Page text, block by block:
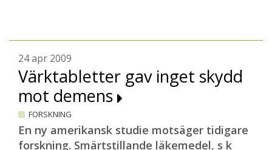
24 apr 2009
Värktabletter gav inget skydd
mot demens
FORSKNING
En ny amerikansk studie motsäger tidigare
forskning. Smärtstillande läkemedel, s k